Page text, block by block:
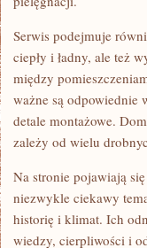
Serwis podejmuje
ciepły i ładny, ale też
między
ważne są odpowiednie
detale montażowe.
zależy od wielu
Na stronie pojawiają
niezwykle ciekawy
historię i klimat. Ich
wiedzy, cierpliwości i